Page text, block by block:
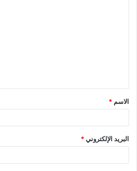
الاسم *
البريد الإلكتروني*